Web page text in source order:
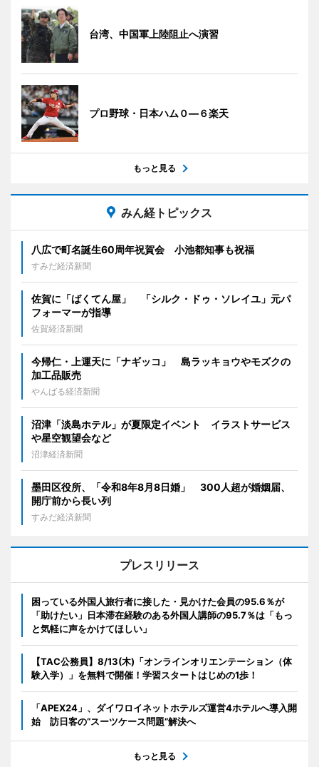
台湾、中国軍上陸阻止へ演習
プロ野球・日本ハム０―６楽天
もっと見る
みん経トピックス
八広で町名誕生60周年祝賀会 小池都知事も祝福
すみだ経済新聞
佐賀に「ばくてん屋」 「シルク・ドゥ・ソレイユ」元パ
フォーマーが指導
佐賀経済新聞
今帰仁・上運天に「ナギッコ」 島ラッキョウやモズクの
加工品販売
やんばる経済新聞
沼津「淡島ホテル」が夏限定イベント イラストサービス
や星空観望会など
沼津経済新聞
墨田区役所、「令和8年8月8日婚」 300人超が婚姻届、
開庁前から長い列
すみだ経済新聞
プレスリリース
困っている外国人旅行者に接した・見かけた会員の95.6％が
「助けたい」日本滞在経験のある外国人講師の95.7％は「もっ
と気軽に声をかけてほしい」
【TAC公務員】8/13(木)「オンラインオリエンテーション（体
験入学）」を無料で開催！学習スタートはじめの1歩！
「APEX24」、ダイワロイネットホテルズ運営4ホテルへ導入開
始 訪日客の“スーツケース問題”解決へ
もっと見る